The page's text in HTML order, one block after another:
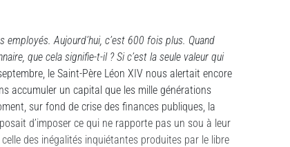
Aujourd’hui, c’est 600 fois plus. Quand
que cela signifie-t-il ? Si c’est la seule valeur qui
le Saint-Père Léon XIV nous alertait encore
accumuler un capital que les mille générations
sur fond de crise des finances publiques, la
d’imposer ce qui ne rapporte pas un sou à leur
des inégalités inquiétantes produites par le libre